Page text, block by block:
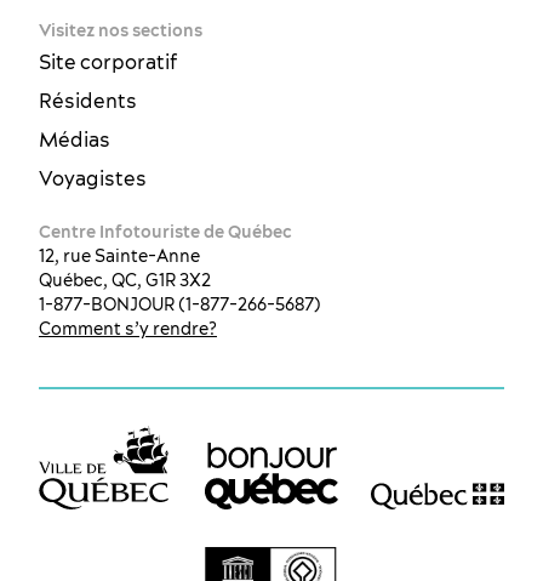
Visitez nos sections
Site corporatif
Résidents
Médias
Voyagistes
Centre Infotouriste de Québec
12, rue Sainte-Anne
Québec, QC, G1R 3X2
1-877-BONJOUR (1-877-266-5687)
Comment s’y rendre?